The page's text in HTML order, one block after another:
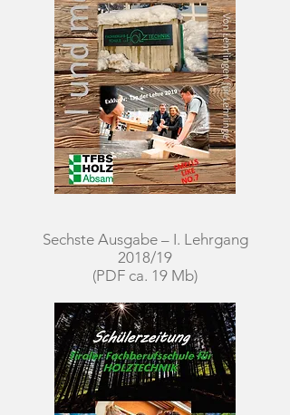
Sechste Ausgabe – I. Lehrgang
2018/19
(PDF ca. 19 Mb)